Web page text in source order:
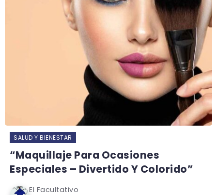
SALUD Y BIENESTAR
“Maquillaje Para Ocasiones
Especiales – Divertido Y Colorido”
El Facultativo